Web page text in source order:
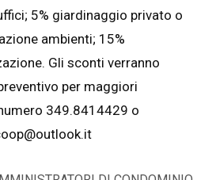
5% giardinaggio privato o
ambienti; 15%
Gli sconti verranno
per maggiori
349.8414429 o